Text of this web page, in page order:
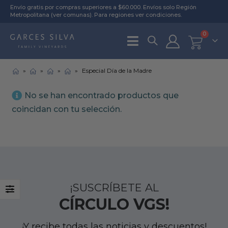
Envío gratis por compras superiores a $60.000. Envíos solo Región
Metropolitana (ver comunas). Para regiones ver condiciones.
0
» » » » Especial Día de la Madre
No se han encontrado productos que
coincidan con tu selección.
¡SUSCRÍBETE AL
CÍRCULO VGS!